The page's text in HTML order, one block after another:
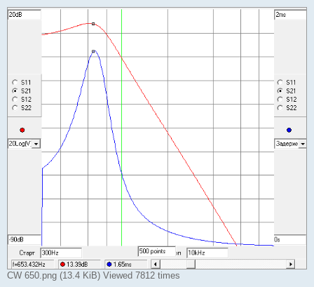
CW 650.png (13.4 KiB) Viewed 7812 times